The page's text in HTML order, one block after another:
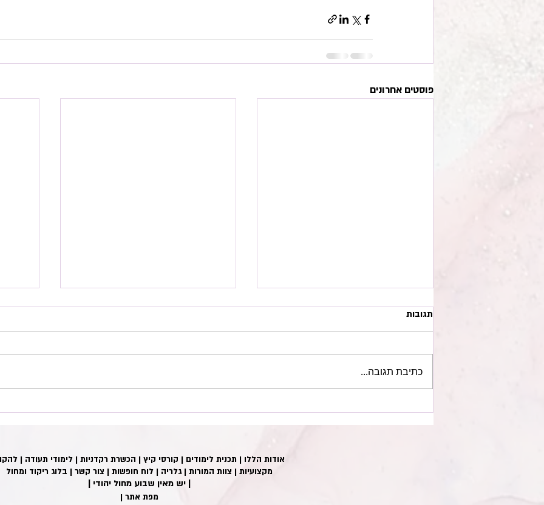
פוסטים אחרונים
השראה במחול - איך רעיון הופך
ליצירה על הבמה/תהליך
תגובות
כתיבת תגובה...
אודות הללו | תכנית לימודים | קורסי קיץ | הכשרת רקדניות | לימודי תעודה |
מקצועיות | צוות המורות | גלריה | לוח חופשות | צור קשר | בלוג ריקוד ומחול
| מפת אתר